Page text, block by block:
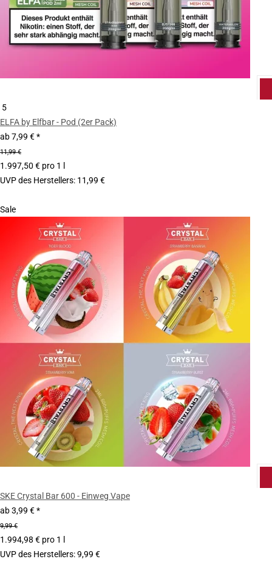
5
ELFA by Elfbar - Pod (2er Pack)
ab7,99 €*
11,99 €
1.997,50 € pro 1 l
UVP des Herstellers: 11,99 €
Sale
SKE Crystal Bar 600 - Einweg Vape
ab3,99 €*
9,99 €
1.994,98 € pro 1 l
UVP des Herstellers:9,99 €